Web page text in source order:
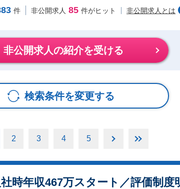
件 非公開求人 85 件がヒット 非公開求人とは
非公開求人の紹介を受ける
検索条件を変更する
2 3 4 5
時年収467万スタート／評価制